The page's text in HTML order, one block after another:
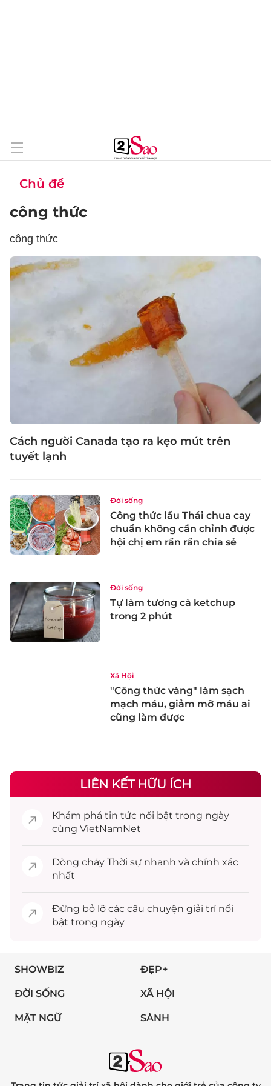
Chủ đề
công thức
công thức
Cách người Canada tạo ra kẹo mút trên
tuyết lạnh
Đời sống
Công thức lẩu Thái chua cay
chuẩn không cần chỉnh được
hội chị em rần rần chia sẻ
Đời sống
Tự làm tương cà ketchup
trong 2 phút
Xã Hội
"Công thức vàng" làm sạch
mạch máu, giảm mỡ máu ai
cũng làm được
LIÊN KẾT HỮU ÍCH
Khám phá tin tức nổi bật trong ngày
cùng VietNamNet
Dòng chảy Thời sự nhanh và chính xác
nhất
Đừng bỏ lỡ các câu chuyện giải trínổi
bật trong ngày
SHOWBIZ ĐẸP+
ĐỜI SỐNG XÃ HỘI
MẬT NGỮ SÀNH